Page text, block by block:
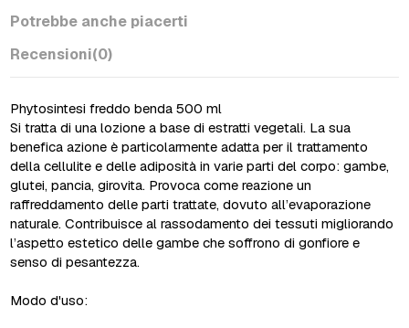
Potrebbe anche piacerti
Recensioni(0)
Phytosintesi freddo benda 500 ml
Si tratta di una lozione a base di estratti vegetali. La sua
benefica azione è particolarmente adatta per il trattamento
della cellulite e delle adiposità in varie parti del corpo: gambe,
glutei, pancia, girovita. Provoca come reazione un
raffreddamento delle parti trattate, dovuto all’evaporazione
naturale. Contribuisce al rassodamento dei tessuti migliorando
l’aspetto estetico delle gambe che soffrono di gonfiore e
senso di pesantezza.
Modo d'uso: